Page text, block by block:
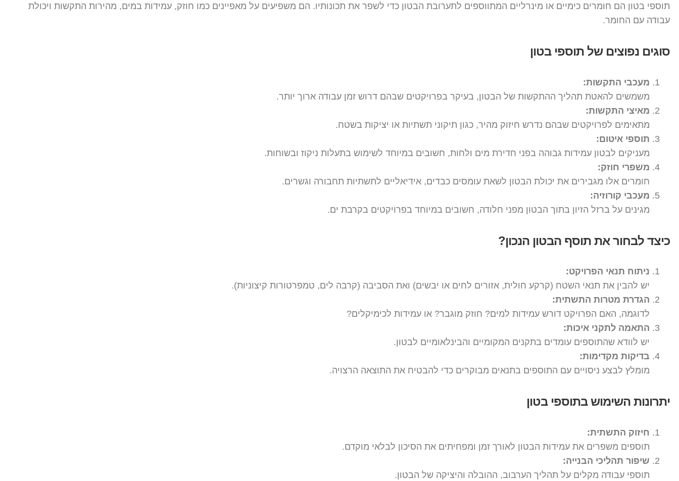
תוספי בטון הם חומרים כימיים או מינרליים המתווספים לתערובת הבטון כדי לשפר את תכונותיו. הם משפיעים על מאפיינים כמו חוזק, עמידות במים, מהירות התקשות ויכולת
עבודה עם החומר.
סוגים נפוצים של תוספי בטון
מעכבי התקשות:
משמשים להאטת תהליך ההתקשות של הבטון, בעיקר בפרויקטים שבהם דרוש זמן עבודה ארוך יותר.
מאיצי התקשות:
מתאימים לפרויקטים שבהם נדרש חיזוק מהיר, כגון תיקוני תשתיות או יציקות בשטח.
תוספי איטום:
מעניקים לבטון עמידות גבוהה בפני חדירת מים ולחות, חשובים במיוחד לשימוש בתעלות ניקוז ובשוחות.
משפרי חוזק:
חומרים אלו מגבירים את יכולת הבטון לשאת עומסים כבדים, אידיאליים לתשתיות תחבורה וגשרים.
מעכבי קורוזיה:
מגינים על ברזל הזיון בתוך הבטון מפני חלודה, חשובים במיוחד בפרויקטים בקרבת ים.
כיצד לבחור את תוסף הבטון הנכון?
ניתוח תנאי הפרויקט:
יש להבין את תנאי השטח (קרקע חולית, אזורים לחים או יבשים) ואת הסביבה (קרבה לים, טמפרטורות קיצוניות).
הגדרת מטרות התשתית:
לדוגמה, האם הפרויקט דורש עמידות למים? חוזק מוגבר? או עמידות לכימיקלים?
התאמה לתקני איכות:
יש לוודא שהתוספים עומדים בתקנים המקומיים והבינלאומיים לבטון.
בדיקות מקדימות:
מומלץ לבצע ניסויים עם התוספים בתנאים מבוקרים כדי להבטיח את התוצאה הרצויה.
יתרונות השימוש בתוספי בטון
חיזוק התשתית:
תוספים משפרים את עמידות הבטון לאורך זמן ומפחיתים את הסיכון לבלאי מוקדם.
שיפור תהליכי הבנייה:
תוספי עבודה מקלים על תהליך הערבוב, ההובלה והיציקה של הבטון.